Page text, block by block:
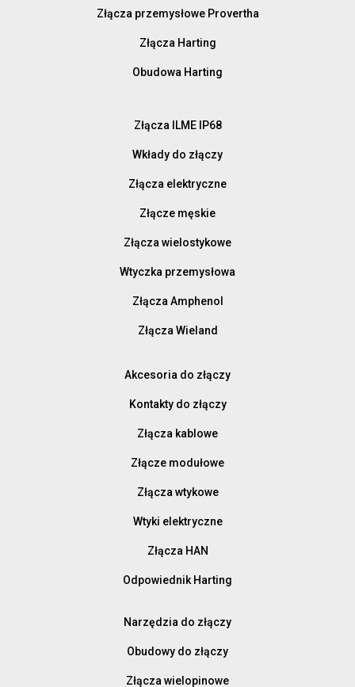
Złącza przemysłowe Provertha
Złącza Harting
Obudowa Harting
Złącza ILME IP68
Wkłady do złączy
Złącza elektryczne
Złącze męskie
Złącza wielostykowe
Wtyczka przemysłowa
Złącza Amphenol
Złącza Wieland
Akcesoria do złączy
Kontakty do złączy
Złącza kablowe
Złącze modułowe
Złącza wtykowe
Wtyki elektryczne
Złącza HAN
Odpowiednik Harting
Narzędzia do złączy
Obudowy do złączy
Złącza wielopinowe